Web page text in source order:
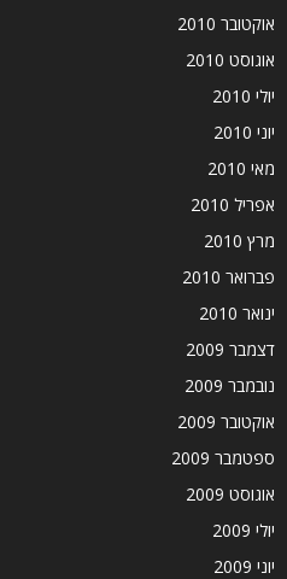
אוקטובר 2010
אוגוסט 2010
יולי 2010
יוני 2010
מאי 2010
אפריל 2010
מרץ 2010
פברואר 2010
ינואר 2010
דצמבר 2009
נובמבר 2009
אוקטובר 2009
ספטמבר 2009
אוגוסט 2009
יולי 2009
יוני 2009